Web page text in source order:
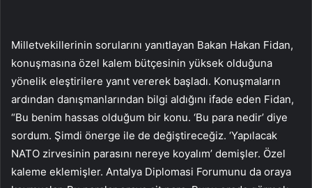
Milletvekillerinin sorularını yanıtlayan Bakan Hakan Fidan,
konuşmasına özel kalem bütçesinin yüksek olduğuna
yönelik eleştirilere yanıt vererek başladı. Konuşmaların
ardından danışmanlarından bilgi aldığını ifade eden Fidan,
“Bu benim hassas olduğum bir konu. ‘Bu para nedir’ diye
sordum. Şimdi önerge ile de değiştireceğiz. ‘Yapılacak
NATO zirvesinin parasını nereye koyalım’ demişler. Özel
kaleme eklemişler. Antalya Diplomasi Forumunu da oraya